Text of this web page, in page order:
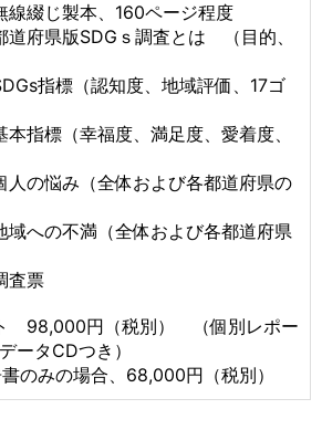
綴じ製本、160ページ程度
府県版SDGｓ調査とは （目的、
概要等）
標（認知度、地域評価、17ゴ
（幸福度、満足度、愛着度、
み（全体および各都道府県の
不満（全体および各都道府県
票
98,000円（税別） （個別レポー
ータCDつき）
の場合、68,000円（税別）